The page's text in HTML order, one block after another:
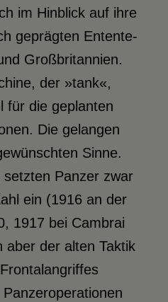
im Hinblick auf ihre
geprägten Entente-
Großbritannien.
der »tank«,
für die geplanten
Die gelangen
Sinne.
Panzer zwar
ein (1916 an der
1917 bei Cambrai
aber der alten Taktik